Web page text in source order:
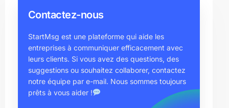
Contactez-nous
StartMsg est une plateforme qui aide les
entreprises à communiquer efficacement avec
leurs clients. Si vous avez des questions, des
suggestions ou souhaitez collaborer, contactez
notre équipe par e-mail. Nous sommes toujours
prêts à vous aider !